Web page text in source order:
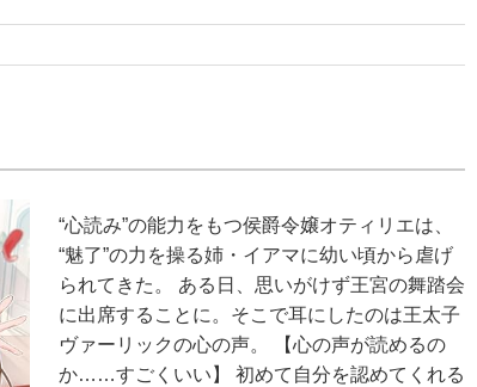
“心読み”の能力をもつ侯爵令嬢オティリエは、
“魅了”の力を操る姉・イアマに幼い頃から虐げ
られてきた。 ある日、思いがけず王宮の舞踏会
に出席することに。そこで耳にしたのは王太子
ヴァーリックの心の声。 【心の声が読めるの
か……すごくいい】 初めて自分を認めてくれる